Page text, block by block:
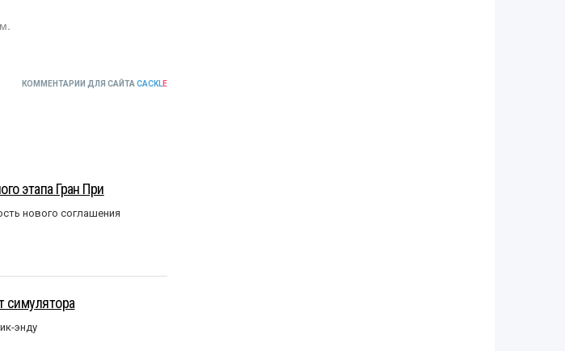
КОММЕНТАРИИ ДЛЯ САЙТА CACKLE
этапа Гран При
нового соглашения
симулятора
энду